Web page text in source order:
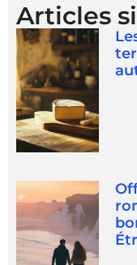
Articles